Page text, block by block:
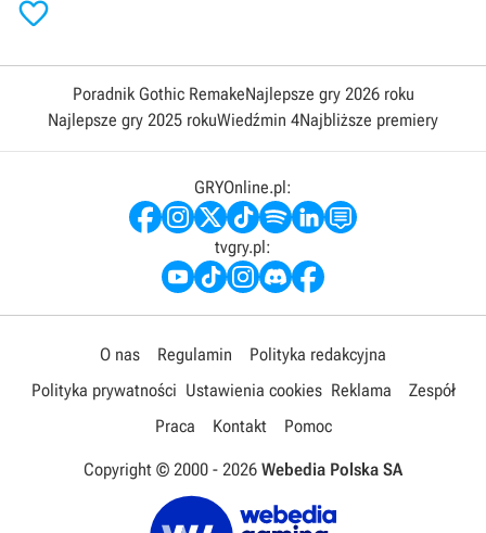

Poradnik Gothic RemakeNajlepsze gry 2026 roku
Najlepsze gry 2025 rokuWiedźmin 4Najbliższe premiery
GRYOnline.pl:
tvgry.pl:
O nas Regulamin
Polityka redakcyjna
Polityka prywatności Ustawienia cookies Reklama
Zespół
Praca
Kontakt Pomoc
Copyright © 2000 - 2026 Webedia Polska SA